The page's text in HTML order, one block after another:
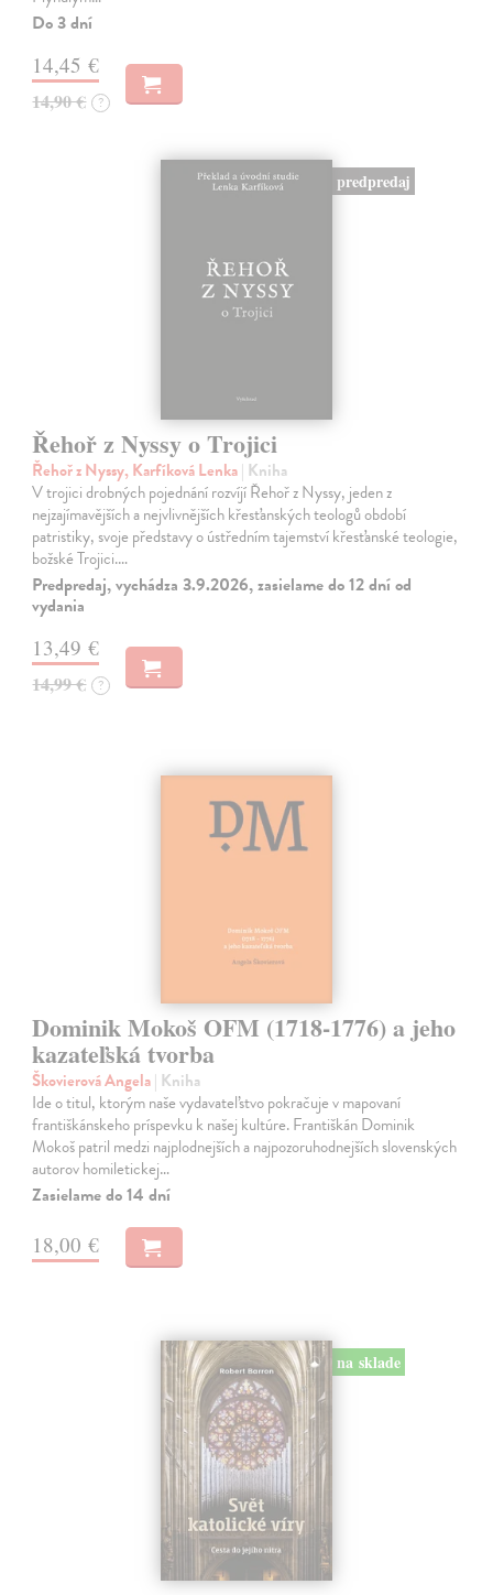
Do 3 dní
14,45 €
14,90 € ?
predpredaj
Řehoř z Nyssy o Trojici
Řehoř z Nyssy, Karfíková Lenka| Kniha
V trojici drobných pojednání rozvíjí Řehoř z Nyssy, jeden z
nejzajímavějších a nejvlivnějších křesťanských teologů období
patristiky, svoje představy o ústředním tajemství křesťanské teologie,
božské Trojici.…
Predpredaj, vychádza 3.9.2026, zasielame do 12 dní od
vydania
13,49 €
14,99 € ?
Dominik Mokoš OFM (1718-1776) a jeho
kazateľská tvorba
Škovierová Angela| Kniha
Ide o titul, ktorým naše vydavateľstvo pokračuje v mapovaní
františkánskeho príspevku k našej kultúre. Františkán Dominik
Mokoš patril medzi najplodnejších a najpozoruhodnejších slovenských
autorov homiletickej…
Zasielame do 14 dní
18,00 €
na sklade